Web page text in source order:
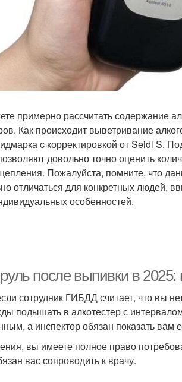
примерно рассчитать содержание
Как происходит выветривание
c корректировкой от Seidl S.
довольно точно оценить
Пожалуйста, помните, что
отличаться для конкретных людей,
особенностей.
после выпивки в
сотрудник ГИБДД считает, что вы
подышать в алкотестер с
а инспектор обязан показать вам
вы имеете полное право
вас сопроводить к врачу.